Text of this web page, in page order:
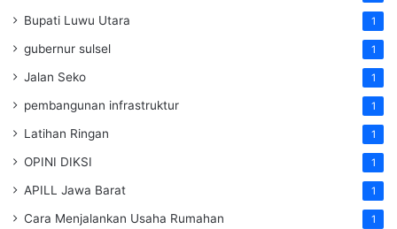
Bupati Luwu Utara 1
gubernur sulsel 1
Jalan Seko 1
pembangunan infrastruktur 1
Latihan Ringan 1
OPINI DIKSI 1
APILL Jawa Barat 1
Cara Menjalankan Usaha Rumahan 1